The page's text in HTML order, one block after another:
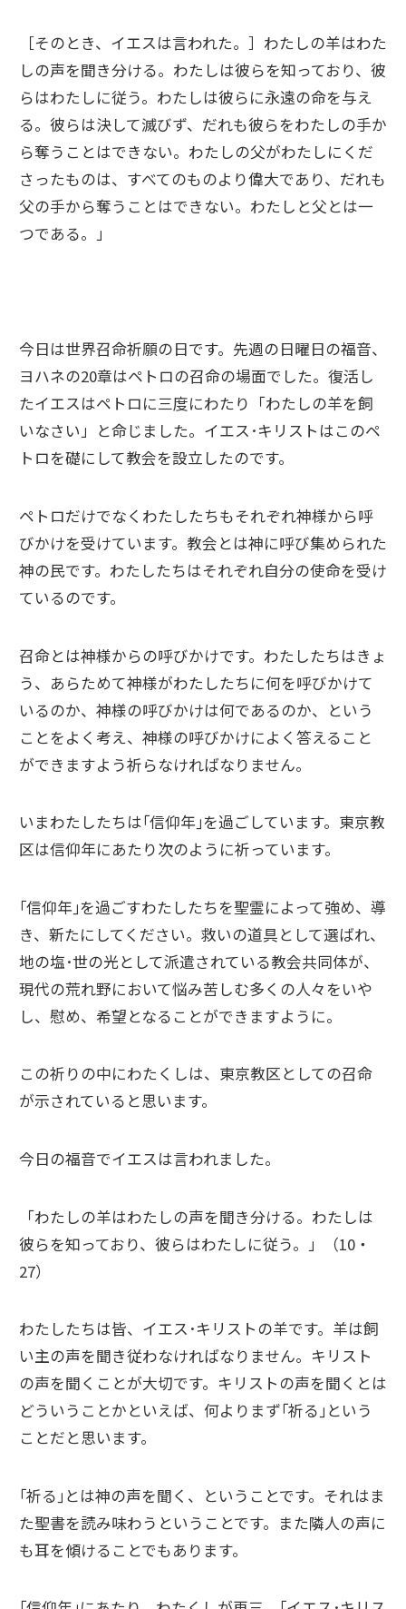
［そのとき、イエスは言われた。］わたしの羊はわた
しの声を聞き分ける。わたしは彼らを知っており、彼
らはわたしに従う。わたしは彼らに永遠の命を与え
る。彼らは決して滅びず、だれも彼らをわたしの手か
ら奪うことはできない。わたしの父がわたしにくだ
さったものは、すべてのものより偉大であり、だれも
父の手から奪うことはできない。わたしと父とは一
つである。」
今日は世界召命祈願の日です。先週の日曜日の福音、
ヨハネの20章はペトロの召命の場面でした。復活し
たイエスはペトロに三度にわたり「わたしの羊を飼
いなさい」と命じました。イエス･キリストはこのペ
トロを礎にして教会を設立したのです。
ペトロだけでなくわたしたちもそれぞれ神様から呼
びかけを受けています。教会とは神に呼び集められた
神の民です。わたしたちはそれぞれ自分の使命を受け
ているのです。
召命とは神様からの呼びかけです。わたしたちはきょ
う、あらためて神様がわたしたちに何を呼びかけて
いるのか、神様の呼びかけは何であるのか、という
ことをよく考え、神様の呼びかけによく答えること
ができますよう祈らなければなりません。
いまわたしたちは｢信仰年｣を過ごしています。東京教
区は信仰年にあたり次のように祈っています。
｢信仰年｣を過ごすわたしたちを聖霊によって強め、導
き、新たにしてください。救いの道具として選ばれ、
地の塩･世の光として派遣されている教会共同体が、
現代の荒れ野において悩み苦しむ多くの人々をいや
し、慰め、希望となることができますように。
この祈りの中にわたくしは、東京教区としての召命
が示されていると思います。
今日の福音でイエスは言われました。
「わたしの羊はわたしの声を聞き分ける。わたしは
彼らを知っており、彼らはわたしに従う。」（10・
27）
わたしたちは皆、イエス･キリストの羊です。羊は飼
い主の声を聞き従わなければなりません。キリスト
の声を聞くことが大切です。キリストの声を聞くとは
どういうことかといえば、何よりまず｢祈る｣という
ことだと思います。
｢祈る｣とは神の声を聞く、ということです。それはま
た聖書を読み味わうということです。また隣人の声に
も耳を傾けることでもあります。